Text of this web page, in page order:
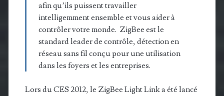
afin qu’ils puissent travailler
intelligemment ensemble et vous aider à
contrôler votre monde. ZigBee est le
standard leader de contrôle, détection en
réseau sans fil conçu pour une utilisation
dans les foyers et les entreprises.
Lors du CES 2012, le ZigBee Light Link a été lancé